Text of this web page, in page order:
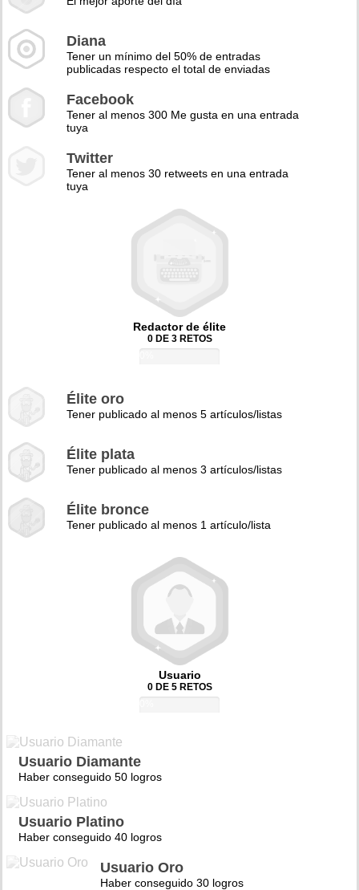
Diana
Tener un mínimo del 50% de entradas
publicadas respecto el total de enviadas
Facebook
Tener al menos 300 Me gusta en una entrada
tuya
Twitter
Tener al menos 30 retweets en una entrada
tuya
Redactor de élite
0 DE 3 RETOS
Élite oro
Tener publicado al menos 5 artículos/listas
Élite plata
Tener publicado al menos 3 artículos/listas
Élite bronce
Tener publicado al menos 1 artículo/lista
Usuario
0 DE 5 RETOS
Usuario Diamante
Haber conseguido 50 logros
Usuario Platino
Haber conseguido 40 logros
Usuario Oro
Haber conseguido 30 logros